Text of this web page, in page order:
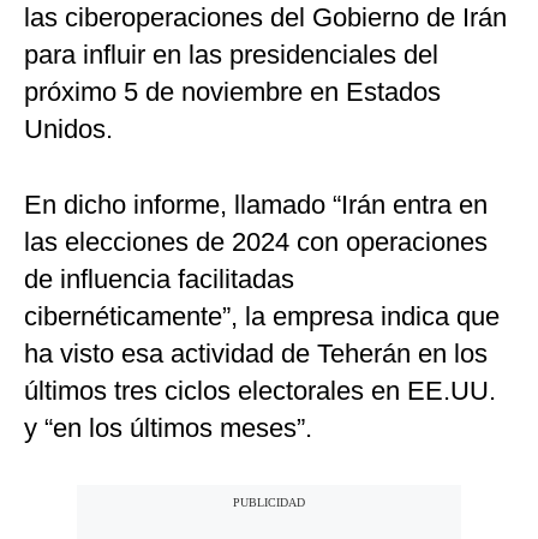
las ciberoperaciones del Gobierno de Irán
para influir en las presidenciales del
próximo 5 de noviembre en Estados
Unidos.
En dicho informe, llamado “Irán entra en
las elecciones de 2024 con operaciones
de influencia facilitadas
cibernéticamente”, la empresa indica que
ha visto esa actividad de Teherán en los
últimos tres ciclos electorales en EE.UU.
y “en los últimos meses”.